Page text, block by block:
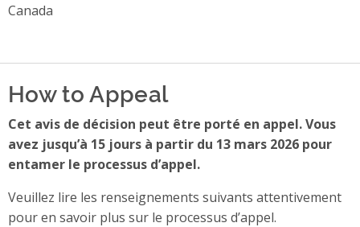
Canada
How to Appeal
Cet avis de décision peut être porté en appel. Vous
avez jusqu’à 15 jours à partir du 13 mars 2026 pour
entamer le processus d’appel.
Veuillez lire les renseignements suivants attentivement
pour en savoir plus sur le processus d’appel.